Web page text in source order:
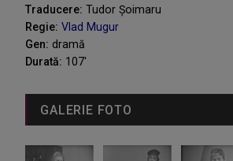
Traducere: Tudor Șoimaru
Regie: Vlad Mugur
Gen: dramă
Durată: 107'
GALERIE FOTO